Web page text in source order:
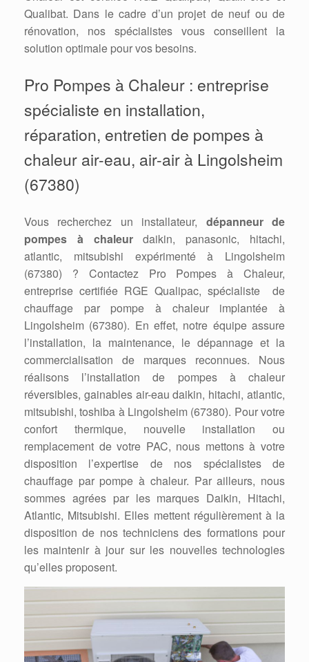
Qualibat. Dans le cadre d’un projet de neuf ou de
rénovation, nos spécialistes vous conseillent la
solution optimale pour vos besoins.
Pro Pompes à Chaleur : entreprise
spécialiste en installation,
réparation, entretien de pompes à
chaleur air-eau, air-air à Lingolsheim
(67380)
Vous recherchez un installateur, dépanneur de
pompes à chaleurdaikin, panasonic, hitachi,
atlantic, mitsubishi expérimenté à Lingolsheim
(67380) ? Contactez Pro Pompes à Chaleur,
entreprise certifiée RGE Qualipac, spécialiste de
chauffage par pompe à chaleur implantée à
Lingolsheim (67380). En effet, notre équipe assure
l’installation, la maintenance, le dépannage et la
commercialisation de marques reconnues. Nous
réalisons l’installation de pompes à chaleur
réversibles, gainables air-eau daikin, hitachi, atlantic,
mitsubishi, toshiba à Lingolsheim (67380). Pour votre
confort thermique, nouvelle installation ou
remplacement de votre PAC, nous mettons à votre
disposition l’expertise de nos spécialistes de
chauffage par pompe à chaleur. Par ailleurs, nous
sommes agrées par les marques Daikin, Hitachi,
Atlantic, Mitsubishi. Elles mettent régulièrement à la
disposition de nos techniciens des formations pour
les maintenir à jour sur les nouvelles technologies
qu’elles proposent.